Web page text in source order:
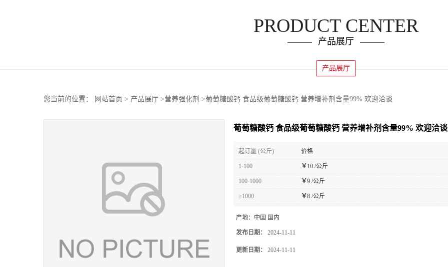
PRODUCT CENTER
产品展厅
产品展厅
您当前的位置： 网站首页 > 产品展厅 >营养强化剂 >葡萄糖酸钙 食品级葡萄糖酸钙 营养增补剂含量99% 欢迎洽谈
葡萄糖酸钙 食品级葡萄糖酸钙 营养增补剂含量99% 欢迎洽谈
起订量 (公斤) 价格
1-100 ￥ 10 /公斤
100-1000 ￥9 /公斤
≥1000 ￥8 /公斤
产地： 中国 国内
发布日期： 2024-11-11
更新日期： 2024-11-11